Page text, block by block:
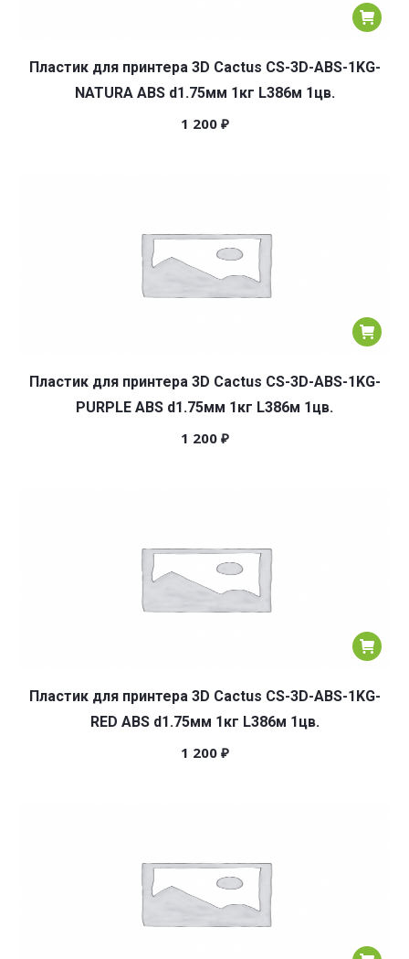
Пластик для принтера 3D Cactus CS-3D-ABS-1KG-
NATURA ABS d1.75мм 1кг L386м 1цв.
1 200 ₽
Пластик для принтера 3D Cactus CS-3D-ABS-1KG-
PURPLE ABS d1.75мм 1кг L386м 1цв.
1 200 ₽
Пластик для принтера 3D Cactus CS-3D-ABS-1KG-
RED ABS d1.75мм 1кг L386м 1цв.
1 200 ₽